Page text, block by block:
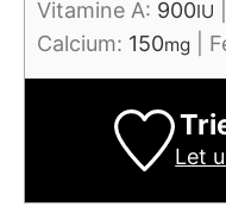
Vitamine A: 900IU
Calcium: 150mg
Let